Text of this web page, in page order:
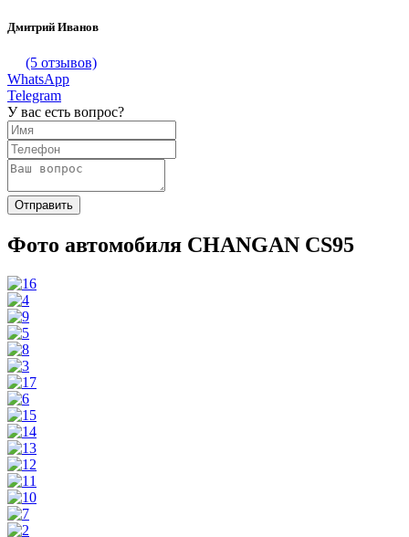
Дмитрий Иванов
(5 отзывов)
WhatsApp
Telegram
У вас есть вопрос?
Фото автомобиля CHANGAN CS95